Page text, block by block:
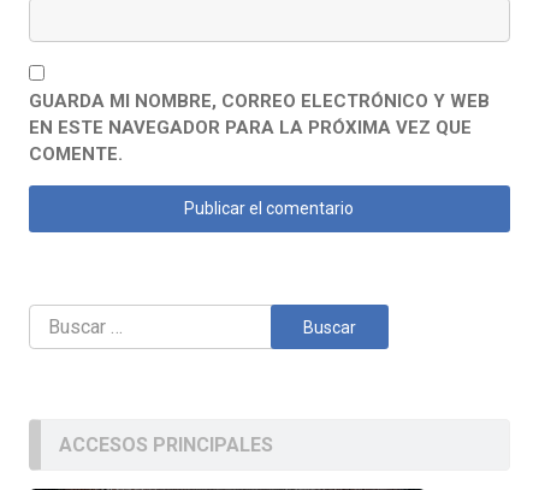
GUARDA MI NOMBRE, CORREO ELECTRÓNICO Y WEB
EN ESTE NAVEGADOR PARA LA PRÓXIMA VEZ QUE
COMENTE.
Buscar:
ACCESOS PRINCIPALES